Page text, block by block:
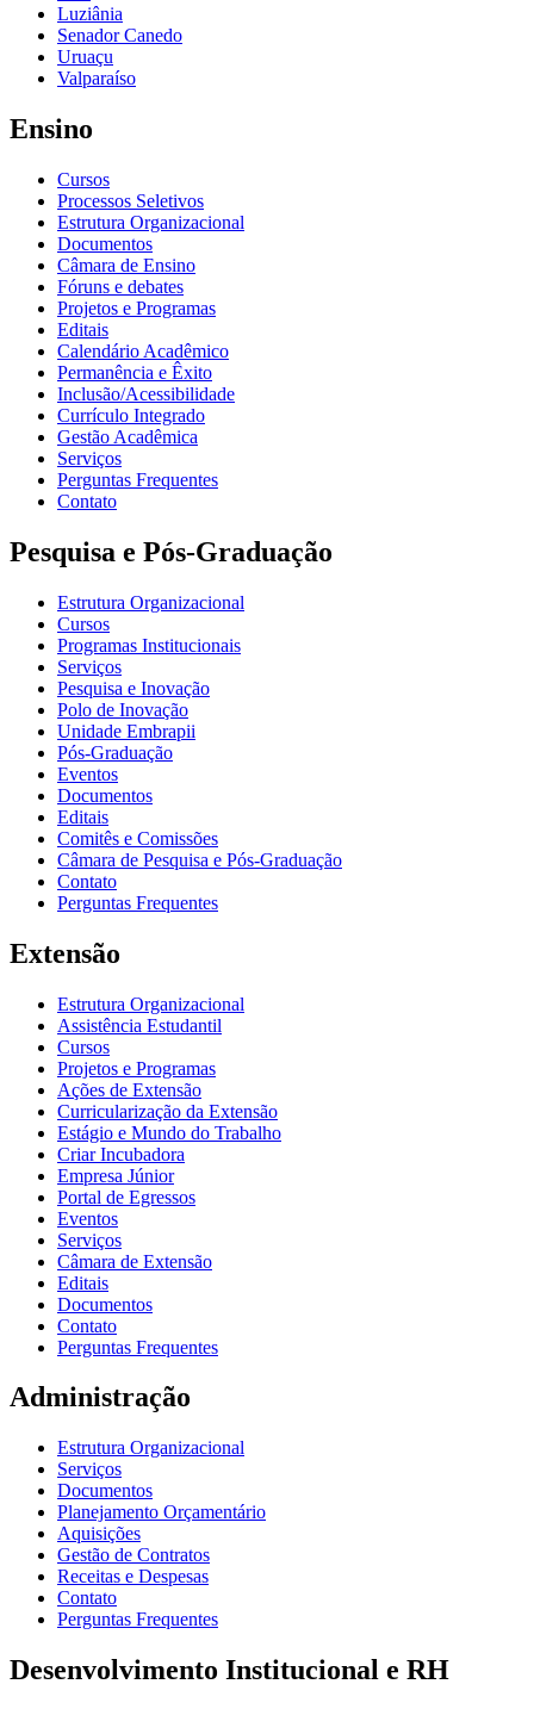
Luziânia
Senador Canedo
Uruaçu
Valparaíso
Ensino
Cursos
Processos Seletivos
Estrutura Organizacional
Documentos
Câmara de Ensino
Fóruns e debates
Projetos e Programas
Editais
Calendário Acadêmico
Permanência e Êxito
Inclusão/Acessibilidade
Currículo Integrado
Gestão Acadêmica
Serviços
Perguntas Frequentes
Contato
Pesquisa e Pós-Graduação
Estrutura Organizacional
Cursos
Programas Institucionais
Serviços
Pesquisa e Inovação
Polo de Inovação
Unidade Embrapii
Pós-Graduação
Eventos
Documentos
Editais
Comitês e Comissões
Câmara de Pesquisa e Pós-Graduação
Contato
Perguntas Frequentes
Extensão
Estrutura Organizacional
Assistência Estudantil
Cursos
Projetos e Programas
Ações de Extensão
Curricularização da Extensão
Estágio e Mundo do Trabalho
Criar Incubadora
Empresa Júnior
Portal de Egressos
Eventos
Serviços
Câmara de Extensão
Editais
Documentos
Contato
Perguntas Frequentes
Administração
Estrutura Organizacional
Serviços
Documentos
Planejamento Orçamentário
Aquisições
Gestão de Contratos
Receitas e Despesas
Contato
Perguntas Frequentes
Desenvolvimento Institucional e RH